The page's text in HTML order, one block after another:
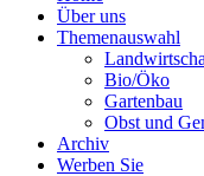
Über uns
Themenauswahl
Bio/Öko
Gartenbau
Obst und
Archiv
Werben Sie